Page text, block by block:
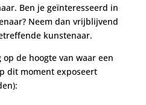
Ben je geïnteresseerd in
Neem dan vrijblijvend
kunstenaar.
de hoogte van waar een
dit moment exposeert